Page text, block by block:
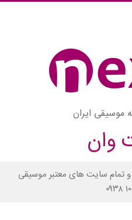
موسیقی ایران
وان
سایت های معتبر موسیقی
۲۰ ۶۹۲